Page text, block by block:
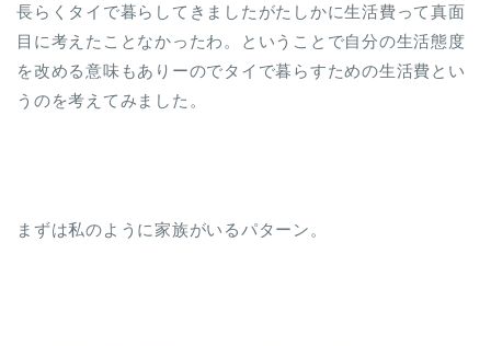
長らくタイで暮らしてきましたがたしかに生活費って真面
目に考えたことなかったわ。ということで自分の生活態度
を改める意味もありーのでタイで暮らすための生活費とい
うのを考えてみました。
まずは私のように家族がいるパターン。